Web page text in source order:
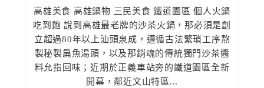
高雄美食 高雄鍋物 三民美食 鐵道園區 個人火鍋
吃到飽 說到高雄最老牌的沙茶火鍋，那必須是創
立超過80年以上汕頭泉成，遵循古法繁瑣工序熬
製秘製扁魚湯頭，以及那銷魂的傳統獨門沙茶醬
料允指回味；近期於正義車站旁的鐵道園區全新
開幕，鄰近文山特區...